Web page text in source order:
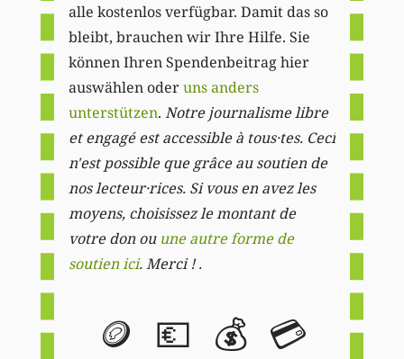
alle kostenlos verfügbar. Damit das so
bleibt, brauchen wir Ihre Hilfe. Sie
können Ihren Spendenbeitrag hier
auswählen oderuns anders
unterstützen. Notre journalisme libre
et engagé est accessible à tous·tes. Ceci
n'est possible que grâce au soutien de
nos lecteur·rices. Si vous en avez les
moyens, choisissez le montant de
votre don ou une autre forme de
soutien ici. Merci ! .
🪙 💶 💰 💳